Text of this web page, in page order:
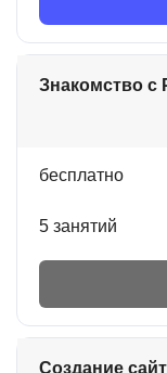
Знакомство с
бесплатно
5 занятий
Создание